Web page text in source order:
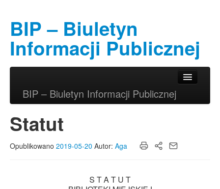
BIP – Biuletyn
Informacji Publicznej
BIP – Biuletyn Informacji Publicznej
Statut
Opublikowano 2019-05-20 Autor: Aga
S T A T U T